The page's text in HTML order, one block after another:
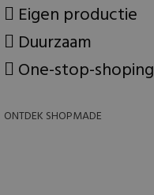
Eigen productie
Duurzaam
One-stop-shoping
ONTDEK SHOPMADE